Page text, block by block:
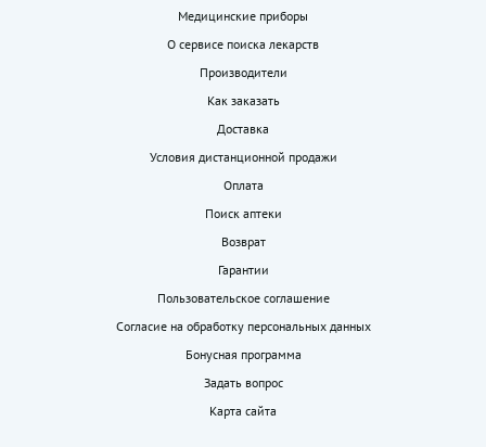
Медицинские приборы
О сервисе поиска лекарств
Производители
Как заказать
Доставка
Условия дистанционной продажи
Оплата
Поиск аптеки
Возврат
Гарантии
Пользовательское соглашение
Согласие на обработку персональных данных
Бонусная программа
Задать вопрос
Карта сайта